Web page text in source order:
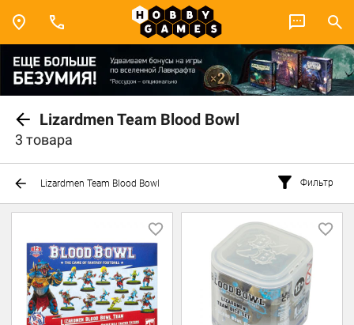
Lizardmen Team Blood Bowl
3 товара
Lizardmen Team Blood Bowl Фильтр